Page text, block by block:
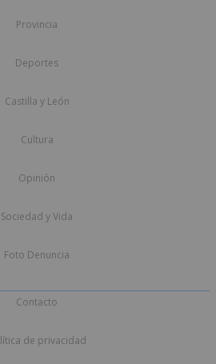
Provincia
Deportes
Castilla y León
Cultura
Opinión
Sociedad y Vida
Foto Denuncia
Contacto
de privacidad